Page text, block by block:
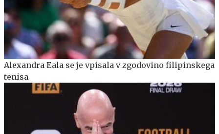
Alexandra Eala se je vpisala v zgodovino filipinskega
tenisa